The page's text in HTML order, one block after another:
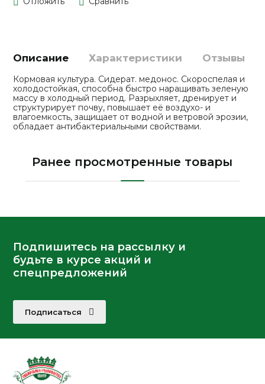
Описание Характеристики Отзывы
Кормовая культура. Сидерат. медонос. Скороспелая и
холодостойкая, способна быстро наращивать зеленую
массу в холодный период. Разрыхляет, дренирует и
структурирует почву, повышает её воздухо- и
влагоемкость, защищает от водной и ветровой эрозии,
обладает антибактериальными свойствами.
Ранее просмотренные товары
Подпишитесь на рассылку и
будьте в курсе акций и
спецпредложений
Подписаться